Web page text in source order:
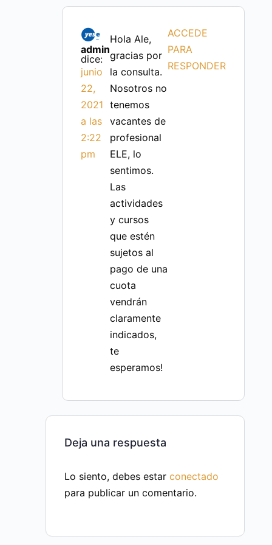
admin
dice:
junio
22,
2021
a las
2:22
pm
Hola Ale,
gracias por
la consulta.
Nosotros no
tenemos
vacantes de
profesional
ELE, lo
sentimos.
Las
actividades
y cursos
que estén
sujetos al
pago de una
cuota
vendrán
claramente
indicados,
te
esperamos!
ACCEDE
PARA
RESPONDER
Deja una respuesta
Lo siento, debes estar conectado
para publicar un comentario.